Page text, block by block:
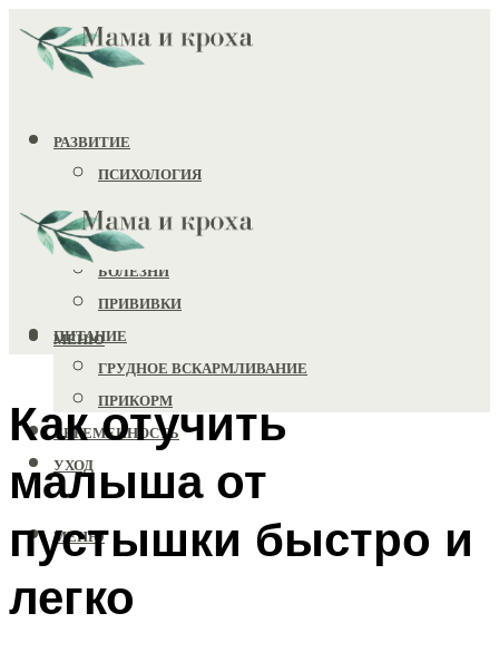
РАЗВИТИЕ
ПСИХОЛОГИЯ
ИГРУШКИ
ЗДОРОВЬЕ
БОЛЕЗНИ
ПРИВИВКИ
ПИТАНИЕ
ГРУДНОЕ ВСКАРМЛИВАНИЕ
ПРИКОРМ
БЕРЕМЕННОСТЬ
УХОД
МЕНЮ
МЕНЮ
Как отучить
малыша от
пустышки быстро и
легко